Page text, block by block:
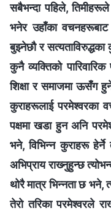
सबैभन्दा पहिले,
भनेर उहाँका वचनहरूबाट
बुझ्नेछौ र
कुनै व्यक्तिको
शिक्षा र समाजमा ऊसँग
कुराहरूलाई परमेश्‍वरका
पक्षमा खडा हुन अनि
भने, विभिन्‍न कुराहरू
अभिप्राय राख्‍नुहुन्छ
थोरै मात्र भिन्‍नता छ भने,
तेरो तरिका परमेश्‍वरले